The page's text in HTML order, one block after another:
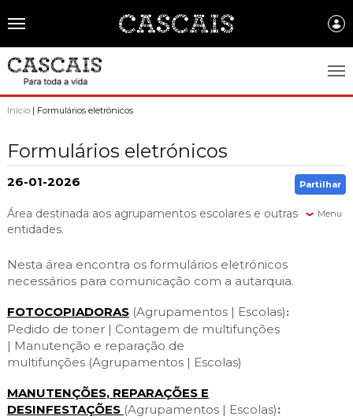
Português
CASCAIS.PT
SOBRE CASCAIS:
Gastronomia
Arquivo Historico
Recursos educativos - história e património
Assembleia Municipal
Câmara Municipal
Gestão administrativa e financeira
Projetos Cofinanciados
Transparência Municipal
Planeamento Estratégico
Reabilitação urbana
FREGUESIAS:
Alcabideche
Cascais e Estoril
S. Domingos de Rana
EMPRESAS MUNICIPAIS:
Cascais Dinâmica
Cascais Envolvente
Ambiente & Energia
Economia & Inovação
Governação
Mobilidade
COMUNICAÇÃO:
Jornal C
Agenda do executivo
VISITAR
Início| Formulários eletrónicos
Formulários eletrónicos
26-01-2026 Partilhar
Área destinada aos agrupamentos escolares e outras
entidades.
Nesta área encontra os formulários eletrónicos
necessários para comunicação com a autarquia.
FOTOCOPIADORAS (Agrupamentos | Escolas):
Pedido de toner | Contagem de multifunções
| Manutenção e reparação de
multifunções (Agrupamentos | Escolas)
MANUTENÇÕES, REPARAÇÕES E
DESINFESTAÇÕES (Agrupamentos | Escolas):
Menu